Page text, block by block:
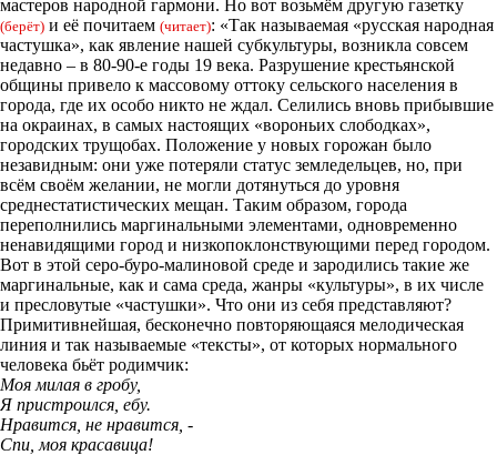
мастеров народной гармони. Но вот возьмём другую газетку
(берёт) и её почитаем (читает): «Так называемая «русская народная
частушка», как явление нашей субкультуры, возникла совсем
недавно – в 80-90-е годы 19 века. Разрушение крестьянской
общины привело к массовому оттоку сельского населения в
города, где их особо никто не ждал. Селились вновь прибывшие
на окраинах, в самых настоящих «вороньих слободках»,
городских трущобах. Положение у новых горожан было
незавидным: они уже потеряли статус земледельцев, но, при
всём своём желании, не могли дотянуться до уровня
среднестатистических мещан. Таким образом, города
переполнились маргинальными элементами, одновременно
ненавидящими город и низкопоклонствующими перед городом.
Вот в этой серо-буро-малиновой среде и зародились такие же
маргинальные, как и сама среда, жанры «культуры», в их числе
и пресловутые «частушки». Что они из себя представляют?
Примитивнейшая, бесконечно повторяющаяся мелодическая
линия и так называемые «тексты», от которых нормального
человека бьёт родимчик:
Моя милая в гробу,
Я пристроился, ебу.
Нравится, не нравится, -
Спи, моя красавица!